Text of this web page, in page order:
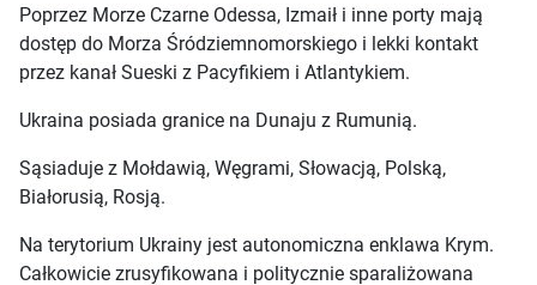
Poprzez Morze Czarne Odessa, Izmaił i inne porty mają
dostęp do Morza Śródziemnomorskiego i lekki kontakt
przez kanał Sueski z Pacyfikiem i Atlantykiem.
Ukraina posiada granice na Dunaju z Rumunią.
Sąsiaduje z Mołdawią, Węgrami, Słowacją, Polską,
Białorusią, Rosją.
Na terytorium Ukrainy jest autonomiczna enklawa Krym.
Całkowicie zrusyfikowana i politycznie sparaliżowana